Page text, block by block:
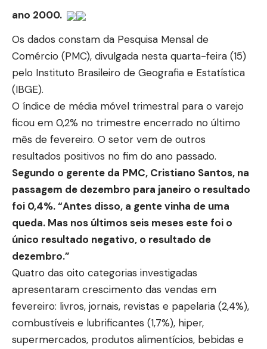
ano 2000.
Os dados constam da Pesquisa Mensal de
Comércio (PMC), divulgada nesta quarta-feira (15)
pelo Instituto Brasileiro de Geografia e Estatística
(IBGE).
O índice de média móvel trimestral para o varejo
ficou em 0,2% no trimestre encerrado no último
mês de fevereiro. O setor vem de outros
resultados positivos no fim do ano passado.
Segundo o gerente da PMC, Cristiano Santos, na
passagem de dezembro para janeiro o resultado
foi 0,4%. “Antes disso, a gente vinha de uma
queda. Mas nos últimos seis meses este foi o
único resultado negativo, o resultado de
dezembro.”
Quatro das oito categorias investigadas
apresentaram crescimento das vendas em
fevereiro: livros, jornais, revistas e papelaria (2,4%),
combustíveis e lubrificantes (1,7%), hiper,
supermercados, produtos alimentícios, bebidas e